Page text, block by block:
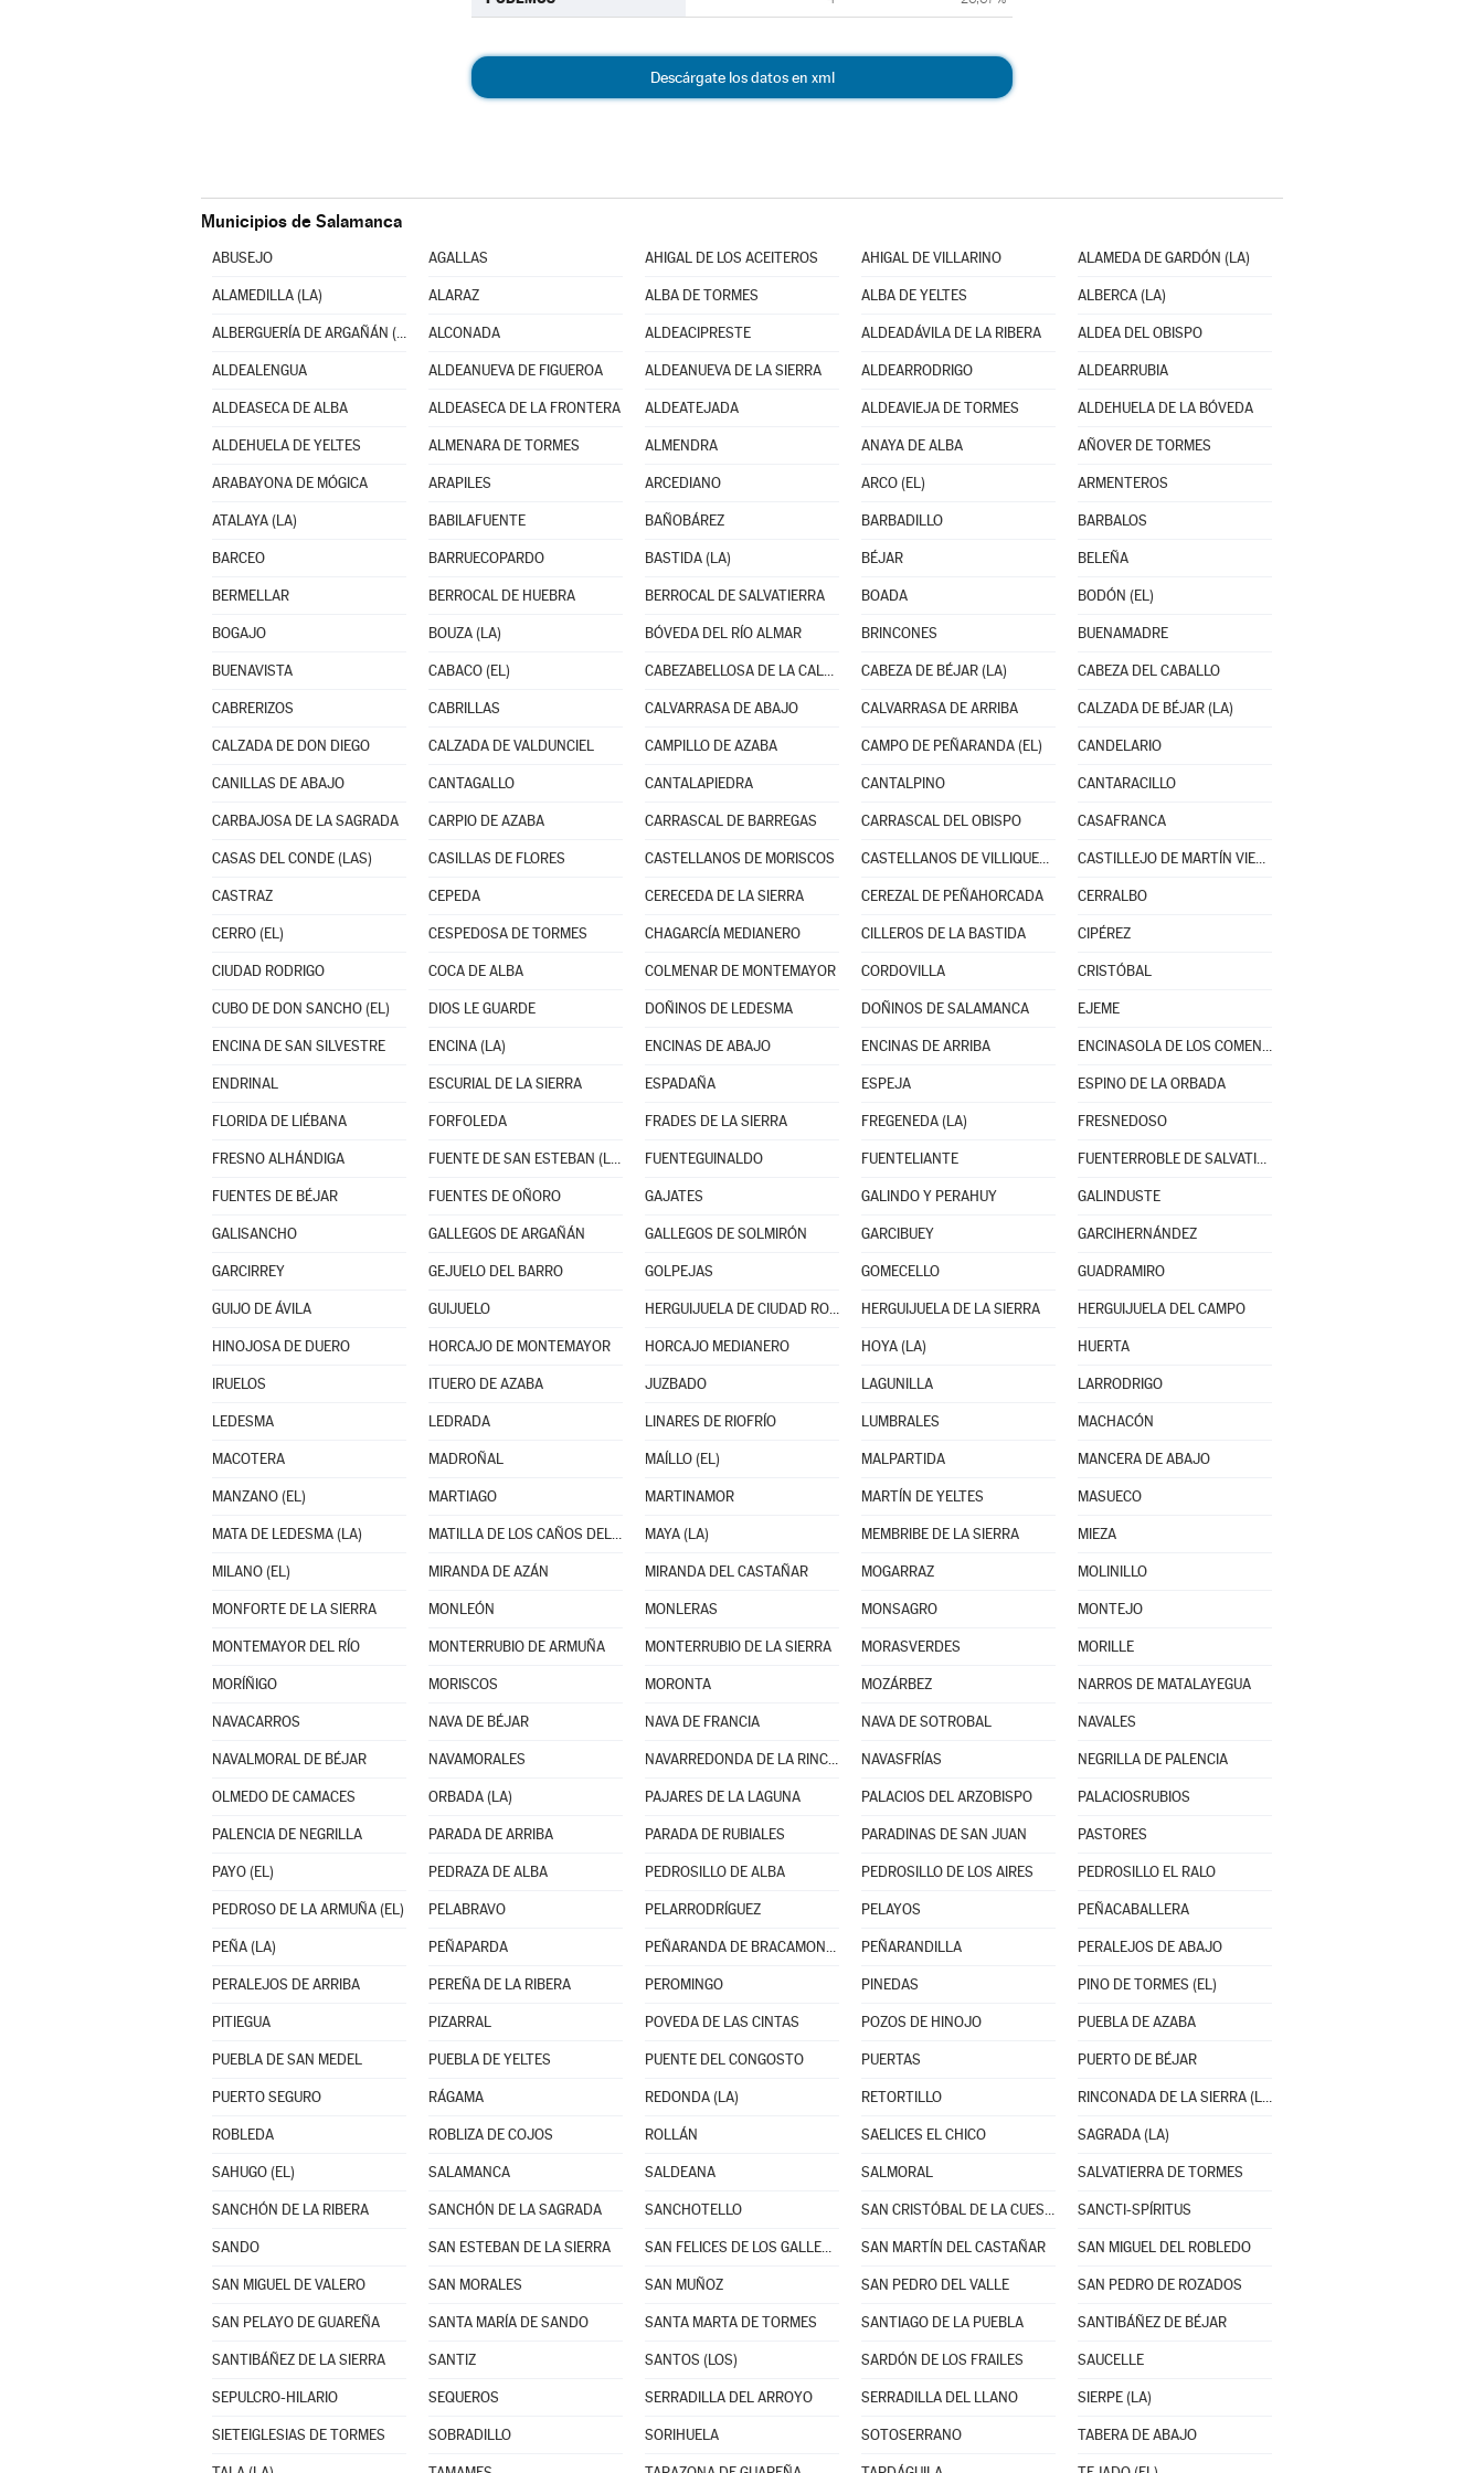
Descárgate los datos en xml
Municipios de Salamanca
ABUSEJO AGALLAS AHIGAL DE LOS ACEITEROS AHIGAL DE VILLARINO ALAMEDA DE GARDÓN (LA)
ALAMEDILLA (LA) ALARAZ ALBA DE TORMES ALBA DE YELTES ALBERCA (LA)
ALBERGUERÍA DE ARGAÑÁN (LA) ALCONADA ALDEACIPRESTE ALDEADÁVILA DE LA RIBERA ALDEA DEL OBISPO
ALDEALENGUA ALDEANUEVA DE FIGUEROA ALDEANUEVA DE LA SIERRA ALDEARRODRIGO ALDEARRUBIA
ALDEASECA DE ALBA ALDEASECA DE LA FRONTERA ALDEATEJADA ALDEAVIEJA DE TORMES ALDEHUELA DE LA BÓVEDA
ALDEHUELA DE YELTES ALMENARA DE TORMES ALMENDRA ANAYA DE ALBA AÑOVER DE TORMES
ARABAYONA DE MÓGICA ARAPILES ARCEDIANO ARCO (EL) ARMENTEROS
ATALAYA (LA) BABILAFUENTE BAÑOBÁREZ BARBADILLO BARBALOS
BARCEO BARRUECOPARDO BASTIDA (LA) BÉJAR BELEÑA
BERMELLAR BERROCAL DE HUEBRA BERROCAL DE SALVATIERRA BOADA BODÓN (EL)
BOGAJO BOUZA (LA) BÓVEDA DEL RÍO ALMAR BRINCONES BUENAMADRE
BUENAVISTA CABACO (EL) CABEZABELLOSA DE LA CALZADA CABEZA DE BÉJAR (LA) CABEZA DEL CABALLO
CABRERIZOS CABRILLAS CALVARRASA DE ABAJO CALVARRASA DE ARRIBA CALZADA DE BÉJAR (LA)
CALZADA DE DON DIEGO CALZADA DE VALDUNCIEL CAMPILLO DE AZABA CAMPO DE PEÑARANDA (EL) CANDELARIO
CANILLAS DE ABAJO CANTAGALLO CANTALAPIEDRA CANTALPINO CANTARACILLO
CARBAJOSA DE LA SAGRADA CARPIO DE AZABA CARRASCAL DE BARREGAS CARRASCAL DEL OBISPO CASAFRANCA
CASAS DEL CONDE (LAS) CASILLAS DE FLORES CASTELLANOS DE MORISCOS CASTELLANOS DE VILLIQUERA CASTILLEJO DE MARTÍN VIEJO
CASTRAZ CEPEDA CERECEDA DE LA SIERRA CEREZAL DE PEÑAHORCADA CERRALBO
CERRO (EL) CESPEDOSA DE TORMES CHAGARCÍA MEDIANERO CILLEROS DE LA BASTIDA CIPÉREZ
CIUDAD RODRIGO COCA DE ALBA COLMENAR DE MONTEMAYOR CORDOVILLA CRISTÓBAL
CUBO DE DON SANCHO (EL) DIOS LE GUARDE DOÑINOS DE LEDESMA DOÑINOS DE SALAMANCA EJEME
ENCINA DE SAN SILVESTRE ENCINA (LA) ENCINAS DE ABAJO ENCINAS DE ARRIBA ENCINASOLA DE LOS COMENDADORES
ENDRINAL ESCURIAL DE LA SIERRA ESPADAÑA ESPEJA ESPINO DE LA ORBADA
FLORIDA DE LIÉBANA FORFOLEDA FRADES DE LA SIERRA FREGENEDA (LA) FRESNEDOSO
FRESNO ALHÁNDIGA FUENTE DE SAN ESTEBAN (LA) FUENTEGUINALDO FUENTELIANTE FUENTERROBLE DE SALVATIERRA
FUENTES DE BÉJAR FUENTES DE OÑORO GAJATES GALINDO Y PERAHUY GALINDUSTE
GALISANCHO GALLEGOS DE ARGAÑÁN GALLEGOS DE SOLMIRÓN GARCIBUEY GARCIHERNÁNDEZ
GARCIRREY GEJUELO DEL BARRO GOLPEJAS GOMECELLO GUADRAMIRO
GUIJO DE ÁVILA GUIJUELO HERGUIJUELA DE CIUDAD RODRIGO HERGUIJUELA DE LA SIERRA HERGUIJUELA DEL CAMPO
HINOJOSA DE DUERO HORCAJO DE MONTEMAYOR HORCAJO MEDIANERO HOYA (LA) HUERTA
IRUELOS ITUERO DE AZABA JUZBADO LAGUNILLA LARRODRIGO
LEDESMA LEDRADA LINARES DE RIOFRÍO LUMBRALES MACHACÓN
MACOTERA MADROÑAL MAÍLLO (EL) MALPARTIDA MANCERA DE ABAJO
MANZANO (EL) MARTIAGO MARTINAMOR MARTÍN DE YELTES MASUECO
MATA DE LEDESMA (LA) MATILLA DE LOS CAÑOS DEL RÍO MAYA (LA) MEMBRIBE DE LA SIERRA MIEZA
MILANO (EL) MIRANDA DE AZÁN MIRANDA DEL CASTAÑAR MOGARRAZ MOLINILLO
MONFORTE DE LA SIERRA MONLEÓN MONLERAS MONSAGRO MONTEJO
MONTEMAYOR DEL RÍO MONTERRUBIO DE ARMUÑA MONTERRUBIO DE LA SIERRA MORASVERDES MORILLE
MORÍÑIGO MORISCOS MORONTA MOZÁRBEZ NARROS DE MATALAYEGUA
NAVACARROS NAVA DE BÉJAR NAVA DE FRANCIA NAVA DE SOTROBAL NAVALES
NAVALMORAL DE BÉJAR NAVAMORALES NAVARREDONDA DE LA RINCONADA NAVASFRÍAS NEGRILLA DE PALENCIA
OLMEDO DE CAMACES ORBADA (LA) PAJARES DE LA LAGUNA PALACIOS DEL ARZOBISPO PALACIOSRUBIOS
PALENCIA DE NEGRILLA PARADA DE ARRIBA PARADA DE RUBIALES PARADINAS DE SAN JUAN PASTORES
PAYO (EL) PEDRAZA DE ALBA PEDROSILLO DE ALBA PEDROSILLO DE LOS AIRES PEDROSILLO EL RALO
PEDROSO DE LA ARMUÑA (EL) PELABRAVO PELARRODRÍGUEZ PELAYOS PEÑACABALLERA
PEÑA (LA) PEÑAPARDA PEÑARANDA DE BRACAMONTE PEÑARANDILLA PERALEJOS DE ABAJO
PERALEJOS DE ARRIBA PEREÑA DE LA RIBERA PEROMINGO PINEDAS PINO DE TORMES (EL)
PITIEGUA PIZARRAL POVEDA DE LAS CINTAS POZOS DE HINOJO PUEBLA DE AZABA
PUEBLA DE SAN MEDEL PUEBLA DE YELTES PUENTE DEL CONGOSTO PUERTAS PUERTO DE BÉJAR
PUERTO SEGURO RÁGAMA REDONDA (LA) RETORTILLO RINCONADA DE LA SIERRA (LA)
ROBLEDA ROBLIZA DE COJOS ROLLÁN SAELICES EL CHICO SAGRADA (LA)
SAHUGO (EL) SALAMANCA SALDEANA SALMORAL SALVATIERRA DE TORMES
SANCHÓN DE LA RIBERA SANCHÓN DE LA SAGRADA SANCHOTELLO SAN CRISTÓBAL DE LA CUESTA SANCTI-SPÍRITUS
SANDO SAN ESTEBAN DE LA SIERRA SAN FELICES DE LOS GALLEGOS SAN MARTÍN DEL CASTAÑAR SAN MIGUEL DEL ROBLEDO
SAN MIGUEL DE VALERO SAN MORALES SAN MUÑOZ SAN PEDRO DEL VALLE SAN PEDRO DE ROZADOS
SAN PELAYO DE GUAREÑA SANTA MARÍA DE SANDO SANTA MARTA DE TORMES SANTIAGO DE LA PUEBLA SANTIBÁÑEZ DE BÉJAR
SANTIBÁÑEZ DE LA SIERRA SANTIZ SANTOS (LOS) SARDÓN DE LOS FRAILES SAUCELLE
SEPULCRO-HILARIO SEQUEROS SERRADILLA DEL ARROYO SERRADILLA DEL LLANO SIERPE (LA)
SIETEIGLESIAS DE TORMES SOBRADILLO SORIHUELA SOTOSERRANO TABERA DE ABAJO